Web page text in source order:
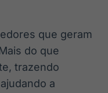
que geram
do que
trazendo
a